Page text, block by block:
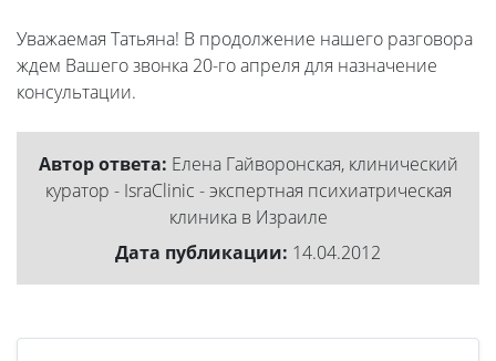
Уважаемая Татьяна! В продолжение нашего разговора
ждем Вашего звонка 20-го апреля для назначение
консультации.
Автор ответа: Елена Гайворонская, клинический
куратор - IsraClinic - экспертная психиатрическая
клиника в Израиле
Дата публикации: 14.04.2012